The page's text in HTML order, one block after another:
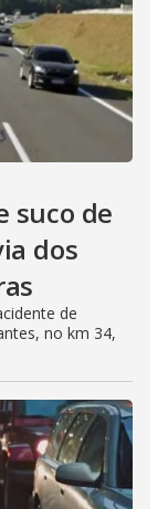
suco de
dos
de
no km 34,